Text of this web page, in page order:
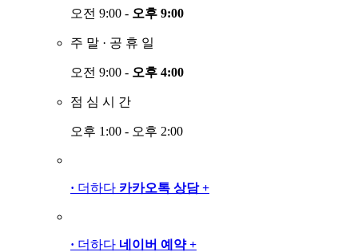
오전 9:00 - 오후 9:00
주 말 · 공 휴 일
오전 9:00 - 오후 4:00
점 심 시 간
오후 1:00 - 오후 2:00
· 더하다 카카오톡 상담 +
· 더하다 네이버 예약 +